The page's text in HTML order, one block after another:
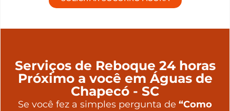
Serviços de Reboque 24 horas
Próximo a você em Águas de
Chapecó - SC
Se você fez a simples pergunta de “Como